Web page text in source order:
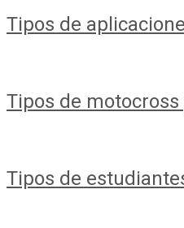
Tipos de
Tipos de motocross
Tipos de